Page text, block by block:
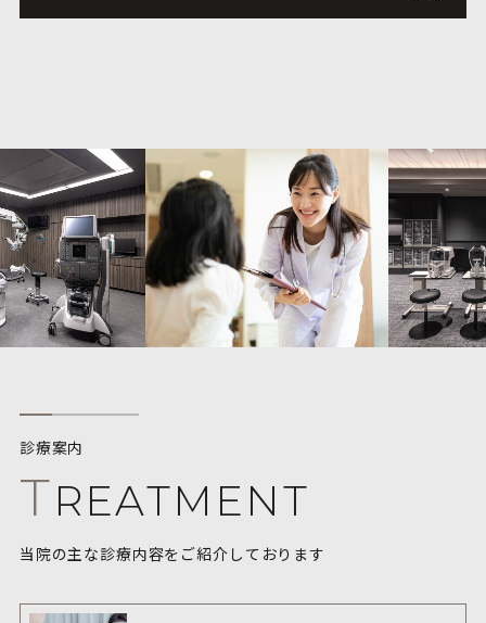
診療案内
TREATMENT
当院の主な診療内容をご紹介しております